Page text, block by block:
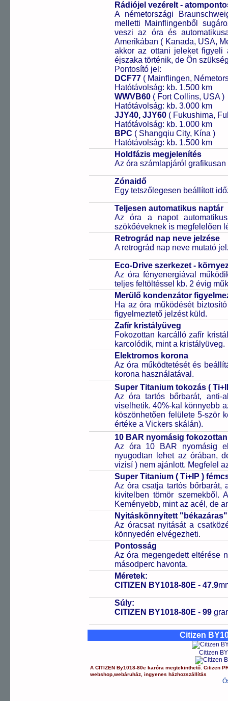
Rádiójel vezérelt -
A németországi
melletti Mainflingenből
veszi az óra és
Amerikában ( Kanada, USA,
akkor az ottani jeleket figyeli
éjszaka történik, de Ön
Pontosító jel:
DCF77 ( Mainflingen,
Hatótávolság: kb. 1.500 km
WWVB60 ( Fort Collins, USA )
Hatótávolság: kb. 3.000 km
JJY40, JJY60 ( Fukushima,
Hatótávolság: kb. 1.000 km
BPC ( Shangqiu City, Kína )
Hatótávolság: kb. 1.500 km
Holdfázis megjelenítés
Az óra számlapjáról
Zónaidő
Egy tetszőlegesen beállított
Teljesen automatikus naptár
Az óra a napot
szökőéveknek is megfelelően
Retrográd nap neve jelzése
A retrográd nap neve mutató
Eco-Drive szerkezet -
Az óra fényenergiával
teljes feltöltéssel kb. 2 évig
Merülő kondenzátor
Ha az óra működését
figyelmeztető jelzést küld.
Zafír kristályüveg
Fokozottan karcálló zafír
karcolódik, mint a kristályüveg.
Elektromos korona
Az óra működtetését és
korona használatával.
Super Titanium tokozás (
Az óra tartós bőrbarát, anti-
viselhetik. 40%-kal könnyebb
köszönhetően felülete 5-ször
értéke a Vickers skálán).
10 BAR nyomásig
Az óra 10 BAR nyomásig
nyugodtan lehet az órában,
vizisí ) nem ajánlott. Megfelel
Super Titanium ( Ti+IP )
Az óra csatja tartós bőrbarát,
kivitelben tömör szemekből.
Keményebb, mint az acél, de
Nyitáskönnyített
Az óracsat nyitását a
könnyedén elvégezheti.
Pontosság
Az óra megengedett eltérése
másodperc havonta.
Méretek:
CITIZEN BY1018-80E - 47.9
Súly:
CITIZEN BY1018-80E - 99
Citizen
Citizen
ACITIZEN By1018-80e karóra megtekinthető.Citizen
webshop ,webáruház ,ingyenes házhozszállítás